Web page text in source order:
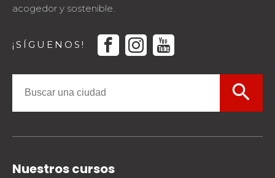
acogedor y sostenible.
¡SÍGUENOS! facebook instagram youtube
search
Nuestros cursos